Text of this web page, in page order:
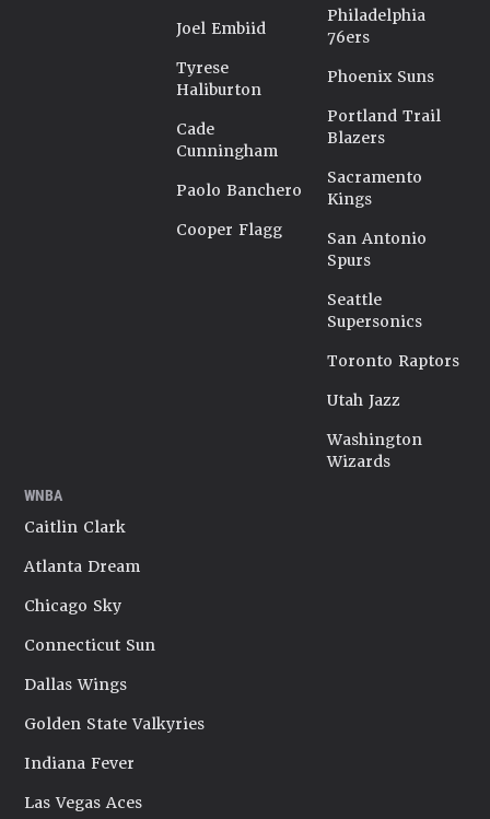
Joel Embiid
Tyrese
Haliburton
Cade
Cunningham
Paolo Banchero
Cooper Flagg
Philadelphia
76ers
Phoenix Suns
Portland Trail
Blazers
Sacramento
Kings
San Antonio
Spurs
Seattle
Supersonics
Toronto Raptors
Utah Jazz
Washington
Wizards
WNBA
Caitlin Clark
Atlanta Dream
Chicago Sky
Connecticut Sun
Dallas Wings
Golden State Valkyries
Indiana Fever
Las Vegas Aces